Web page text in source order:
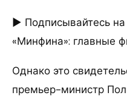
► Подписывайтесь
«Минфина»: главные
Однако это
премьер-министр